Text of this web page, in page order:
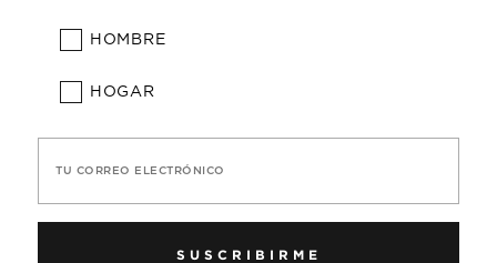
HOMBRE
HOGAR
TU CORREO ELECTRÓNICO
SUSCRIBIRME